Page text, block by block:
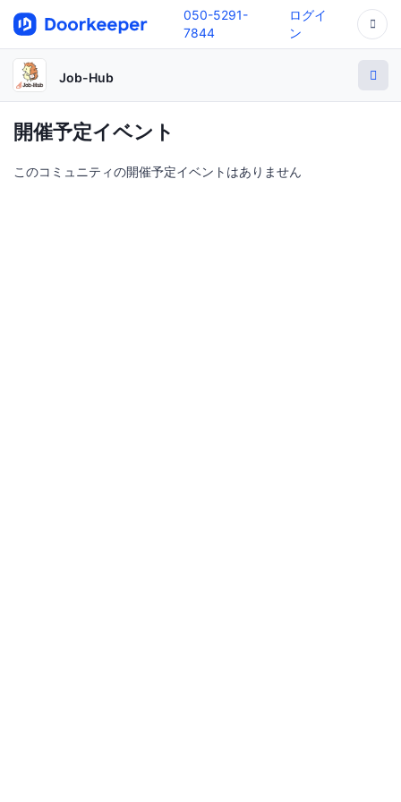
050-5291-
7844
ログイ
ン
Job-Hub
開催予定イベント
このコミュニティの開催予定イベントはありません